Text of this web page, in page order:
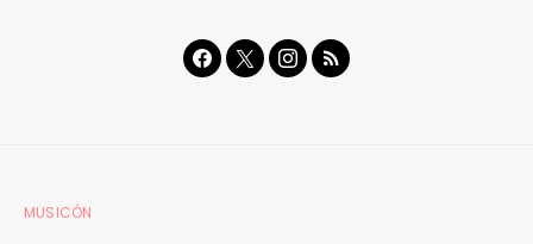
MUSICÓN